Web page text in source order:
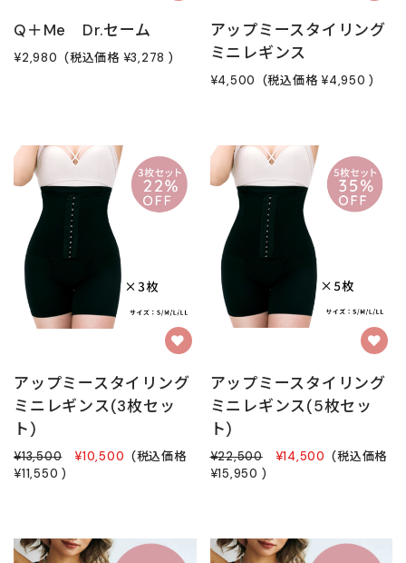
Q＋Me Dr.セーム
¥2,980 (税込価格 ¥3,278 )
アップミースタイリング
ミニレギンス
¥4,500 (税込価格 ¥4,950 )
アップミースタイリング
ミニレギンス(3枚セッ
ト)
¥13,500 ¥10,500 (税込価格
¥11,550 )
アップミースタイリング
ミニレギンス(5枚セッ
ト)
¥22,500 ¥14,500 (税込価格
¥15,950 )